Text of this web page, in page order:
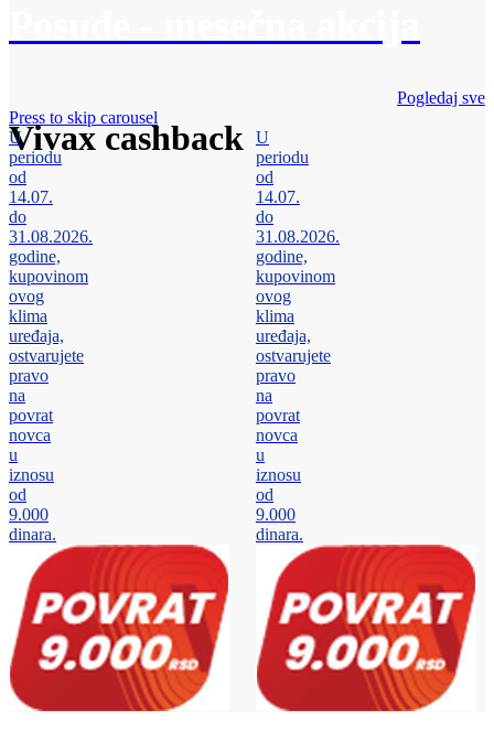
Vivax cashback
Pogledaj sve
Press to skip carousel
U
periodu
od
14.07.
do
31.08.2026.
godine,
kupovinom
ovog
klima
uređaja,
ostvarujete
pravo
na
povrat
novca
u
iznosu
od
9.000
dinara.
U
periodu
od
14.07.
do
31.08.2026.
godine,
kupovinom
ovog
klima
uređaja,
ostvarujete
pravo
na
povrat
novca
u
iznosu
od
9.000
dinara.